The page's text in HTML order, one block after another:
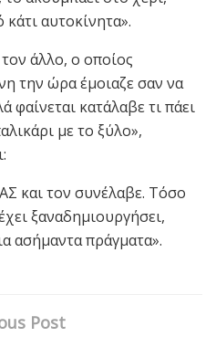
αυτοκίνητα».
άλλο, ο οποίος
την ώρα έμοιαζε σαν να
φαίνεται κατάλαβε τι πάει
με το ξύλο»,
και τον συνέλαβε. Τόσο
ξαναδημιουργήσει,
ασήμαντα πράγματα».
Post